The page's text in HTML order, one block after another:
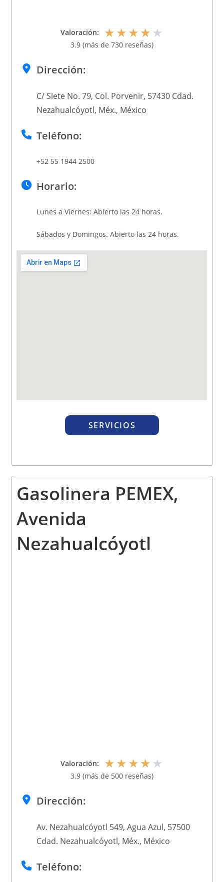
Valoración: ★★★★ ★
3.9 (más de 730 reseñas)
Dirección:
C/ Siete No. 79, Col. Porvenir, 57430 Cdad.
Nezahualcóyotl, Méx., México
Teléfono:
+52 55 1944 2500
Horario:
Lunes a Viernes: Abierto las 24 horas.
Sábados y Domingos. Abierto las 24 horas.
SERVICIOS
Gasolinera PEMEX,
Avenida
Nezahualcóyotl
Valoración: ★★★★ ★
3.9 (más de 500 reseñas)
Dirección:
Av. Nezahualcóyotl 549, Agua Azul, 57500
Cdad. Nezahualcóyotl, Méx., México
Teléfono: